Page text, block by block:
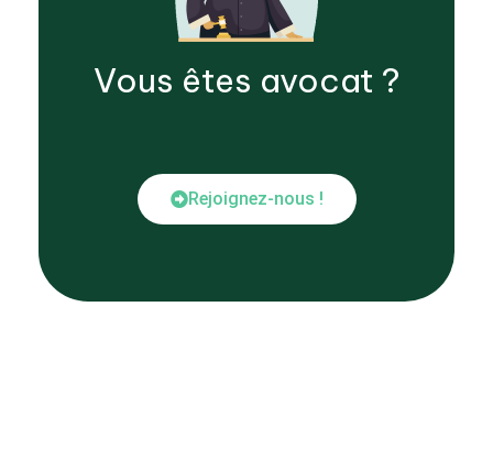
Vous êtes avocat ?
Rejoignez-nous !